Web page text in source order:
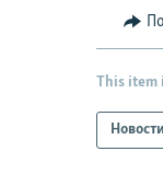
This item
Новости